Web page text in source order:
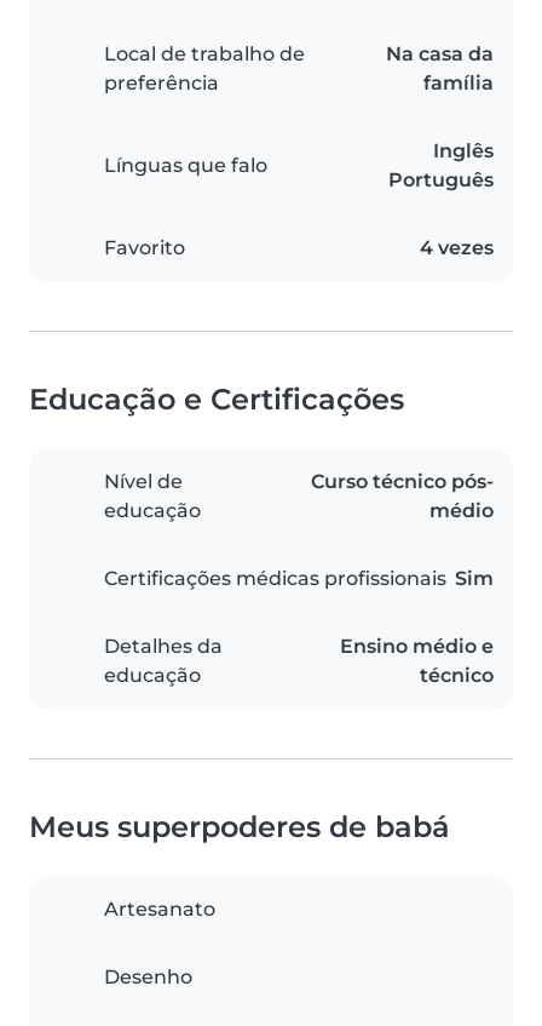
Local de trabalho de
preferência
Na casa da
família
Línguas que falo
Inglês
Português
Favorito 4 vezes
Educação e Certificações
Nível de
educação
Curso técnico pós-
médio
Certificações médicas profissionais Sim
Detalhes da
educação
Ensino médio e
técnico
Meus superpoderes de babá
Artesanato
Desenho